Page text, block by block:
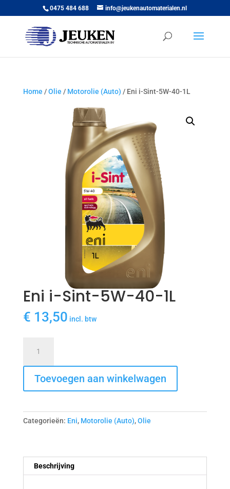
0475 484 688 info@jeukenautomaterialen.nl
Home /Olie / Motorolie (Auto) / Eni i-Sint-5W-40-1L
Eni i-Sint-5W-40-1L
€ 13,50 incl. btw
Sint-
5W-
40-
aantal
Toevoegen aan winkelwagen
Categorieën: Eni, Motorolie (Auto),Olie
Beschrijving